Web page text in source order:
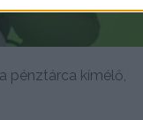
pénztárca kímélő,